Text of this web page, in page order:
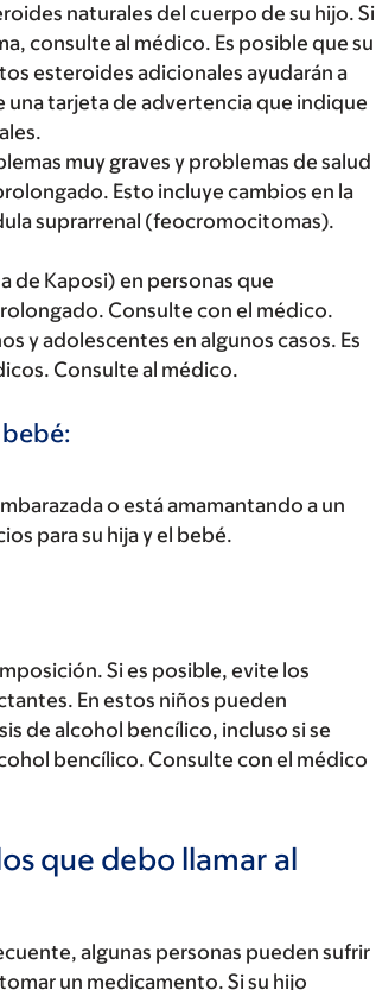
naturales del cuerpo de su hijo. Si
consulte al médico. Es posible que su
esteroides adicionales ayudarán a
una tarjeta de advertencia que indique
muy graves y problemas de salud
Esto incluye cambios en la
suprarrenal (feocromocitomas).
de Kaposi) en personas que
Consulte con el médico.
y adolescentes en algunos casos. Es
Consulte al médico.
o está amamantando a un
para su hija y el bebé.
Si es posible, evite los
En estos niños pueden
de alcohol bencílico, incluso si se
bencílico. Consulte con el médico
que debo llamar al
algunas personas pueden sufrir
un medicamento. Si su hijo